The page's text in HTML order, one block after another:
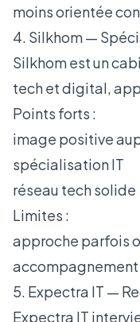
moins orientée
4. Silkhom —
Silkhom est un
tech et digital,
Points forts :
image positive
spécialisation IT
réseau tech solide
Limites :
approche parfois
accompagnement
5. Expectra IT —
Expectra IT